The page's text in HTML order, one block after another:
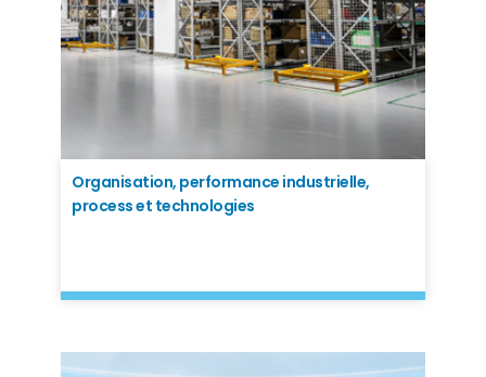
Organisation, performance industrielle,
process et technologies